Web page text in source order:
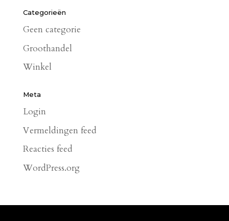
Categorieën
Geen categorie
Groothandel
Winkel
Meta
Login
Vermeldingen feed
Reacties feed
WordPress.org